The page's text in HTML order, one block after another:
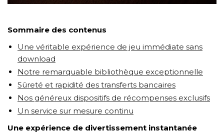
TẢI E-BROCHURE
TƯ VẤN MIỄN PHÍ VỀ SẢN PHẨM
Nghề nghiệp...
Sommaire des contenus
Une véritable expérience de jeu immédiate sans
download
Notre remarquable bibliothèque exceptionnelle
Sûreté et rapidité des transferts bancaires
Nos généreux dispositifs de récompenses exclusifs
Un service sur mesure continu
Une expérience de divertissement instantanée